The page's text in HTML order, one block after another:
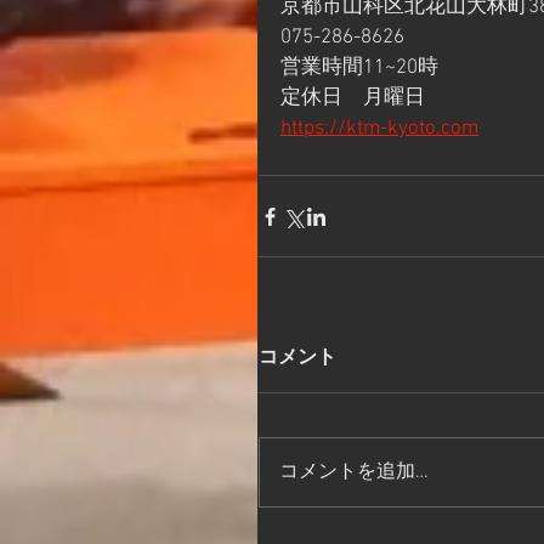
京都市山科区北花山大林町
075-286-8626
営業時間11~20時
定休日　月曜日
https://ktm-kyoto.com
コメント
コメントを追加…